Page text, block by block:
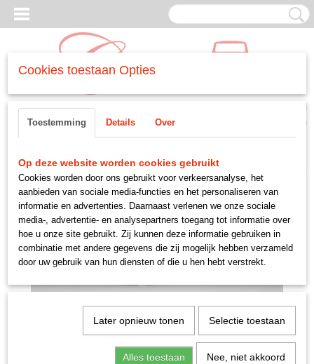
Inloggen Registreren
(0)
Home>CARROSSERIE>-exterieur>pakking deurschanier mk1/van/pickup
Cookies toestaan Opties
Toestemming Details Over
Op deze website worden cookies gebruikt
Cookies worden door ons gebruikt voor verkeersanalyse, het
aanbieden van sociale media-functies en het personaliseren van
informatie en advertenties. Daarnaast verlenen we onze sociale
media-, advertentie- en analysepartners toegang tot informatie over
hoe u onze site gebruikt. Zij kunnen deze informatie gebruiken in
combinatie met andere gegevens die zij mogelijk hebben verzameld
door uw gebruik van hun diensten of die u hen hebt verstrekt.
Later opnieuw tonen Selectie toestaan
Alles toestaan Nee, niet akkoord